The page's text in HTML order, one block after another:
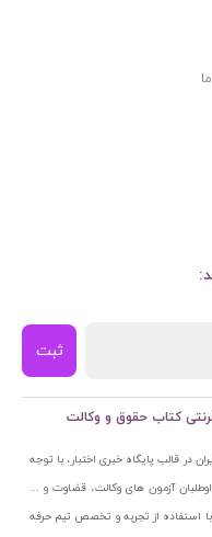
ثبت
کتاب حقوق و وکالت
قالب پایگاه خبری اختبار، با توجه
آزمون های وکالت، قضاوت و ...
با استفاده از تجربه و تخصص تیم حرفه